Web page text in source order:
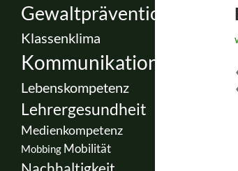
Gewaltprävention
Klassenklima
Kommunikation
Lebenskompetenz
Lehrergesundheit
Medienkompetenz
Mobbing Mobilität